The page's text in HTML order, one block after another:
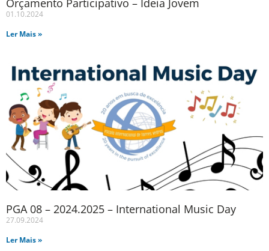
Orçamento Participativo – Ideia Jovem
01.10.2024
Ler Mais »
PGA 08 – 2024.2025 – International Music Day
27.09.2024
Ler Mais »